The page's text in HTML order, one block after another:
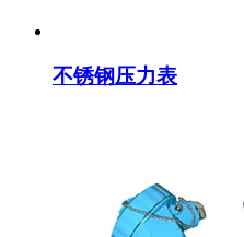
不锈钢压力表